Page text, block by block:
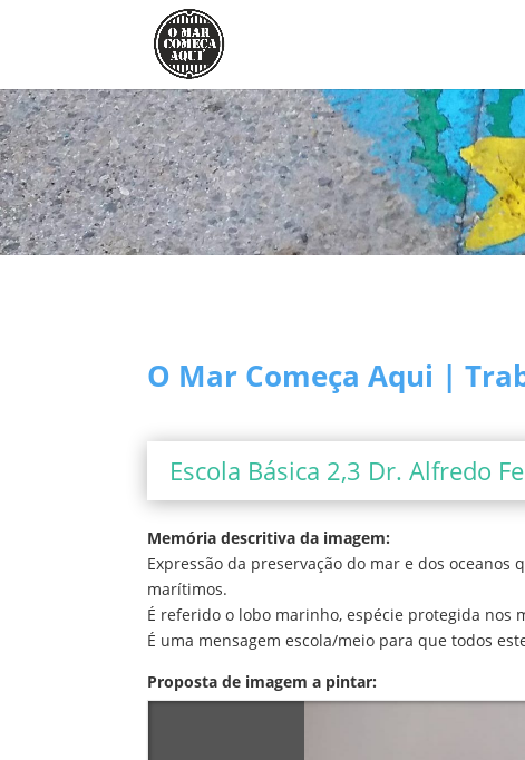
O Mar Começa Aqui |
Escola Básica 2,3 Dr. Alfredo
Memória descritiva da imagem:
Expressão da preservação do mar e dos
marítimos.
É referido o lobo marinho, espécie protegida nos
É uma mensagem escola/meio para que todos
Proposta de imagem a pintar: